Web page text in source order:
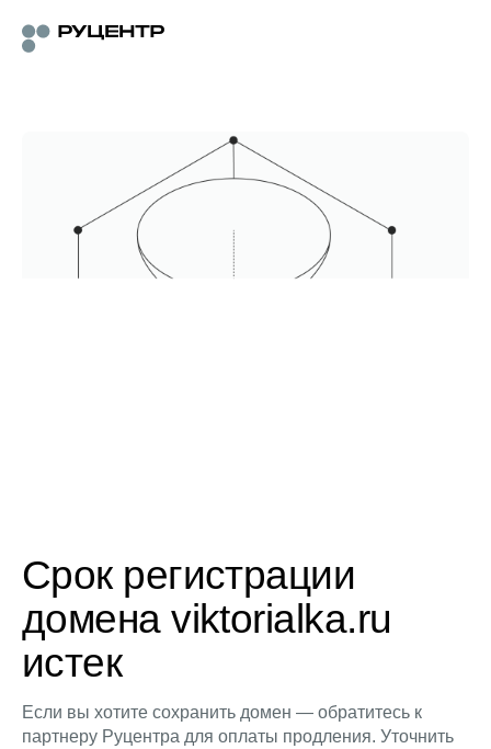
Срок регистрации
домена viktorialka.ru
истек
Если вы хотите сохранить домен — обратитесь к
партнеру Руцентра для оплаты продления. Уточнить